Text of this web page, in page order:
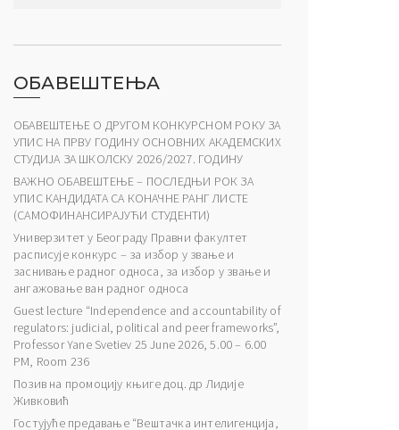
ОБАВЕШТЕЊА
ОБАВЕШТЕЊЕ О ДРУГОМ КОНКУРСНОМ РОКУ ЗА
УПИС НА ПРВУ ГОДИНУ ОСНОВНИХ АКАДЕМСКИХ
СТУДИЈА ЗА ШКОЛСКУ 2026/2027. ГОДИНУ
ВАЖНО ОБАВЕШТЕЊЕ – ПОСЛЕДЊИ РОК ЗА
УПИС КАНДИДАТА СА КОНАЧНЕ РАНГ ЛИСТЕ
(САМОФИНАНСИРАЈУЋИ СТУДЕНТИ)
Универзитет у Београду Правни факултет
расписује конкурс – за избор у звање и
заснивање радног односа, за избор у звање и
ангажовање ван радног односа
Guest lecture “Independence and accountability of
regulators: judicial, political and peer frameworks”,
Professor Yane Svetiev 25 June 2026, 5.00 – 6.00
PM, Room 236
Позив на промоцију књиге доц. др Лидије
Живковић
Гостујуће предавање “Вештачка интелигенција,